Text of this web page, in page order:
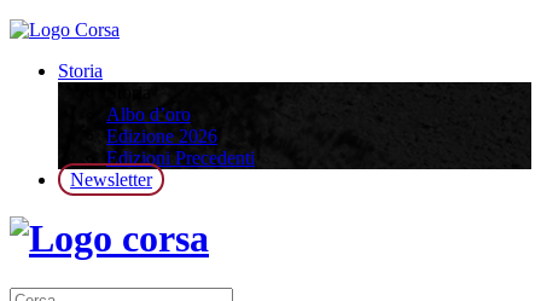
Storia
Albo d’oro
Edizione 2026
Edizioni Precedenti
Newsletter